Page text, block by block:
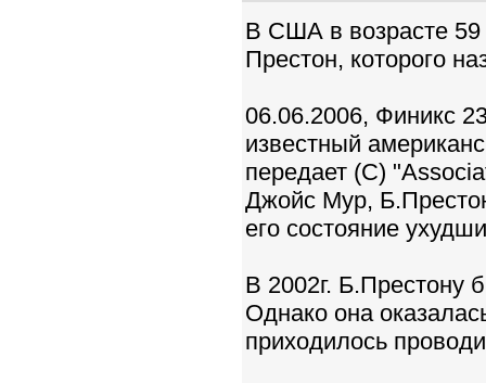
В США в возрасте 59
Престон, которого
06.06.2006, Финикс
известный
передает (С)
Джойс Мур,
его состояние
В 2002г. Б.Престону
Однако она
приходилось